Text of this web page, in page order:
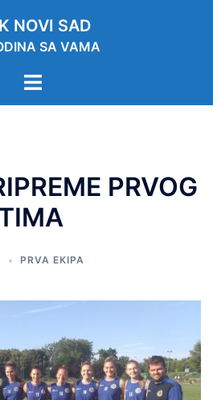
NOVI SAD
SA VAMA
PRVOG
PRVA EKIPA